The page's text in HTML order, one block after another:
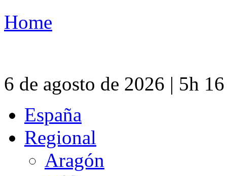
Home
6 de agosto de 2026 | 5h
España
Regional
Aragón